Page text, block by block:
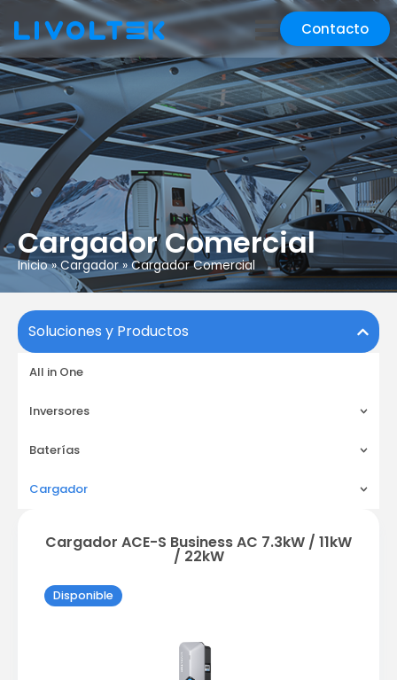
Contacto
Cargador Comercial
Inicio»Cargador»Cargador Comercial
Soluciones y Productos
All in One
Inversores
Baterías
Cargador
Cargador ACE-S Business AC 7.3kW / 11kW
/ 22kW
Disponible